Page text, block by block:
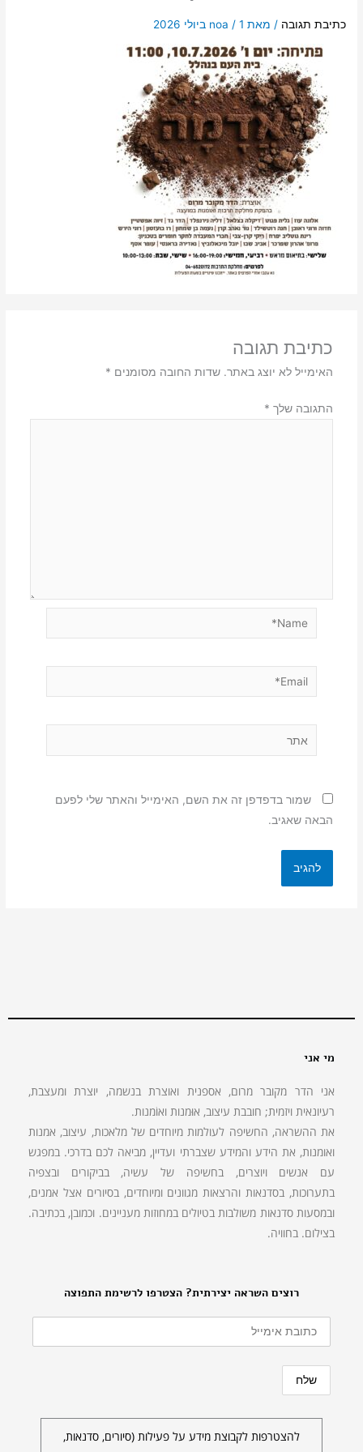
כתיבת תגובה / מאת noa / 1 ביולי 2026
כתיבת תגובה
האימייל לא יוצג באתר. שדות החובה מסומנים *
התגובה שלך *
Email*
שמור בדפדפן זה את השם, האימייל והאתר שלי לפעם
הבאה שאגיב.
רוצים השראה יצירתית? הצטרפו לרשימת התפוצה
להצטרפות לקבוצת מידע על פעילות (סיורים, סדנאות,
מי אני
אני הדר מקובר מרום, אספנית ואוצרת בנשמה, יוצרת ומעצבת,
רעיונאית ויזמית; חובבת עיצוב, אוּמנות ואוֹמנות.
את ההשראה, החשיפה לעולמות מיוחדים של מלאכות, עיצוב, אמנות
ואומנות, את הידע והמידע שצברתי ועדיין, מביאה לכם בדרכי. במפגש
עם אנשים ויוצרים, בחשיפה של עשיה, בביקורים ובצפיה
בתערוכות, בסדנאות והרצאות מגוונים ומיוחדים, בסיורים אצל אמנים,
ובמסעות סדנאות משולבות בטיולים במחוזות מעניינים. וכמובן, בכתיבה.
בצילום. בחוויה.